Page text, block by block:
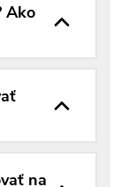
Ako
na